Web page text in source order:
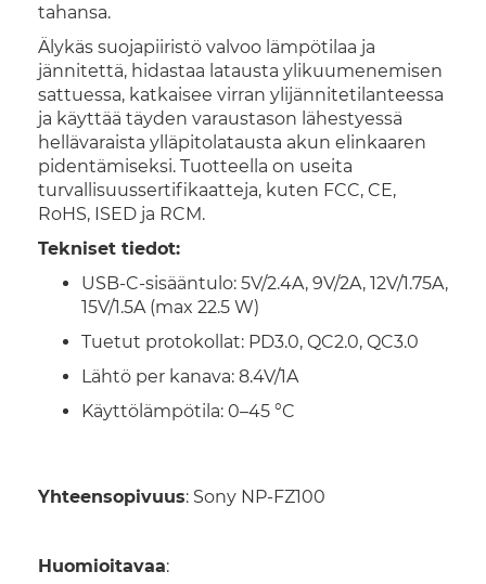
tahansa.
Älykäs suojapiiristö valvoo lämpötilaa ja
jännitettä, hidastaa latausta ylikuumenemisen
sattuessa, katkaisee virran ylijännitetilanteessa
ja käyttää täyden varaustason lähestyessä
hellävaraista ylläpitolatausta akun elinkaaren
pidentämiseksi. Tuotteella on useita
turvallisuussertifikaatteja, kuten FCC, CE,
RoHS, ISED ja RCM.
Tekniset tiedot:
USB-C-sisääntulo: 5V/2.4A, 9V/2A, 12V/1.75A,
15V/1.5A (max 22.5 W)
Tuetut protokollat: PD3.0, QC2.0, QC3.0
Lähtö per kanava: 8.4V/1A
Käyttölämpötila: 0–45 °C
Yhteensopivuus: Sony NP-FZ100
Huomioitavaa: